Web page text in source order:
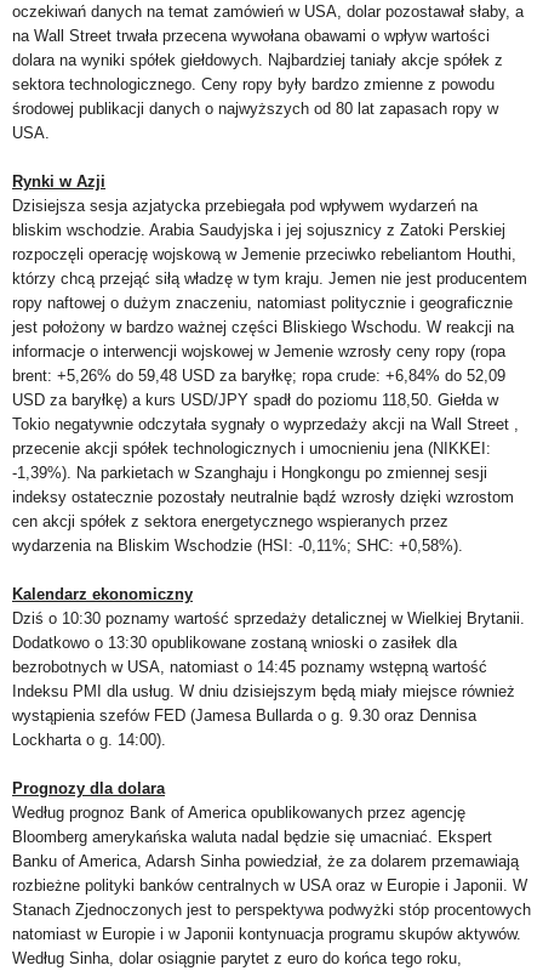
oczekiwań danych na temat zamówień w USA, dolar pozostawał słaby, a
na Wall Street trwała przecena wywołana obawami o wpływ wartości
dolara na wyniki spółek giełdowych. Najbardziej taniały akcje spółek z
sektora technologicznego. Ceny ropy były bardzo zmienne z powodu
środowej publikacji danych o najwyższych od 80 lat zapasach ropy w
USA.
Rynki w Azji
Dzisiejsza sesja azjatycka przebiegała pod wpływem wydarzeń na
bliskim wschodzie. Arabia Saudyjska i jej sojusznicy z Zatoki Perskiej
rozpoczęli operację wojskową w Jemenie przeciwko rebeliantom Houthi,
którzy chcą przejąć siłą władzę w tym kraju. Jemen nie jest producentem
ropy naftowej o dużym znaczeniu, natomiast politycznie i geograficznie
jest położony w bardzo ważnej części Bliskiego Wschodu. W reakcji na
informacje o interwencji wojskowej w Jemenie wzrosły ceny ropy (ropa
brent: +5,26% do 59,48 USD za baryłkę; ropa crude: +6,84% do 52,09
USD za baryłkę) a kurs USD/JPY spadł do poziomu 118,50. Giełda w
Tokio negatywnie odczytała sygnały o wyprzedaży akcji na Wall Street ,
przecenie akcji spółek technologicznych i umocnieniu jena (NIKKEI:
-1,39%). Na parkietach w Szanghaju i Hongkongu po zmiennej sesji
indeksy ostatecznie pozostały neutralnie bądź wzrosły dzięki wzrostom
cen akcji spółek z sektora energetycznego wspieranych przez
wydarzenia na Bliskim Wschodzie (HSI: -0,11%; SHC: +0,58%).
Kalendarz ekonomiczny
Dziś o 10:30 poznamy wartość sprzedaży detalicznej w Wielkiej Brytanii.
Dodatkowo o 13:30 opublikowane zostaną wnioski o zasiłek dla
bezrobotnych w USA, natomiast o 14:45 poznamy wstępną wartość
Indeksu PMI dla usług. W dniu dzisiejszym będą miały miejsce również
wystąpienia szefów FED (Jamesa Bullarda o g. 9.30 oraz Dennisa
Lockharta o g. 14:00).
Prognozy dla dolara
Według prognoz Bank of America opublikowanych przez agencję
Bloomberg amerykańska waluta nadal będzie się umacniać. Ekspert
Banku of America, Adarsh Sinha powiedział, że za dolarem przemawiają
rozbieżne polityki banków centralnych w USA oraz w Europie i Japonii. W
Stanach Zjednoczonych jest to perspektywa podwyżki stóp procentowych
natomiast w Europie i w Japonii kontynuacja programu skupów aktywów.
Według Sinha, dolar osiągnie parytet z euro do końca tego roku,